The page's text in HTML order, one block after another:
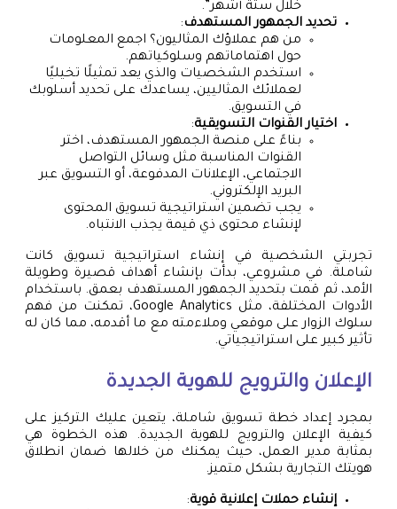
خلال ستة أشهر”.
تحديد الجمهور المستهدف:
من هم عملاؤك المثاليون؟ اجمع المعلومات
حول اهتماماتهم وسلوكياتهم.
استخدم الشخصيات والذي يعد تمثيلًا تخيليًا
لعملائك المثاليين، يساعدك على تحديد أسلوبك
في التسويق.
اختيار القنوات التسويقية:
بناءً على منصة الجمهور المستهدف، اختر
القنوات المناسبة مثل وسائل التواصل
الاجتماعي، الإعلانات المدفوعة، أو التسويق عبر
البريد الإلكتروني.
يجب تضمين استراتيجية تسويق المحتوى
لإنشاء محتوى ذي قيمة يجذب الانتباه.
تجربتي الشخصية في إنشاء استراتيجية تسويق كانت
شاملة. في مشروعي، بدأت بإنشاء أهداف قصيرة وطويلة
الأمد، ثم قمت بتحديد الجمهور المستهدف بعمق. باستخدام
الأدوات المختلفة، مثل Google Analytics، تمكنت من فهم
سلوك الزوار على موقعي وملاءمته مع ما أقدمه، مما كان له
تأثير كبير على استراتيجياتي.
الإعلان والترويج للهوية الجديدة
بمجرد إعداد خطة تسويق شاملة، يتعين عليك التركيز على
كيفية الإعلان والترويج للهوية الجديدة. هذه الخطوة هي
بمثابة مدير العمل، حيث يمكنك من خلالها ضمان انطلاق
هويتك التجارية بشكل متميز.
إنشاء حملات إعلانية قوية: